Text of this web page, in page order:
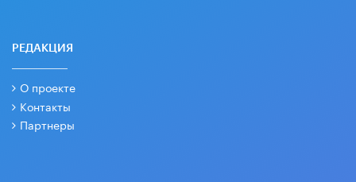
РЕДАКЦИЯ
О проекте
Контакты
Партнеры